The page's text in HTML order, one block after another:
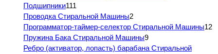
Подшипники111
Проводка Стиральной Машины2
Программатор-таймер-селектор Стиральной Машины12
Пружина Бака Стиральной Машины9
Ребро (активатор, лопасть) барабана Стиральной